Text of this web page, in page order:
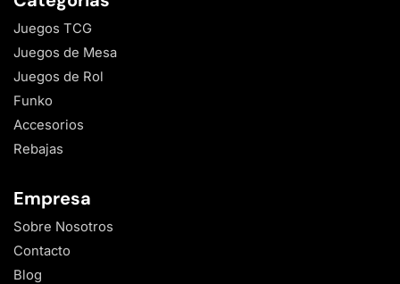
Juegos TCG
Juegos de Mesa
Juegos de Rol
Funko
Accesorios
Rebajas
Empresa
Sobre Nosotros
Contacto
Blog